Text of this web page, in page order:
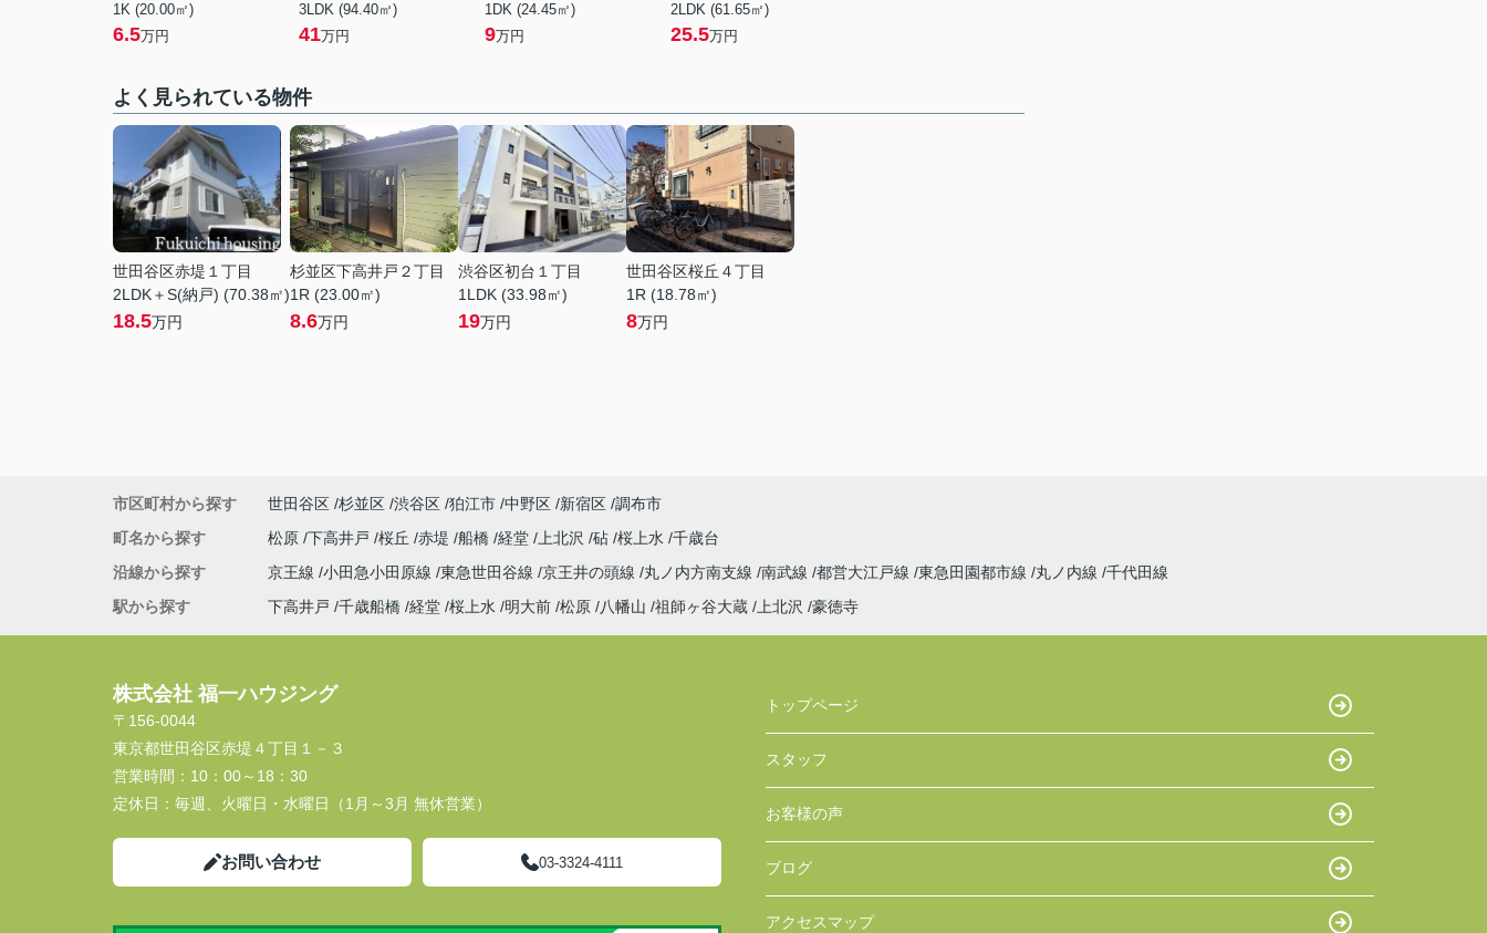
1K (20.00㎡)
6.5万円
3LDK (94.40㎡)
41万円
1DK (24.45㎡)
9万円
2LDK (61.65㎡)
25.5万円
よく見られている物件
世田谷区赤堤１丁目
2LDK＋S(納戸) (70.38㎡)
18.5万円
杉並区下高井戸２丁目
1R (23.00㎡)
8.6万円
渋谷区初台１丁目
1LDK (33.98㎡)
19万円
世田谷区桜丘４丁目
1R (18.78㎡)
8万円
市区町村から探す 世田谷区 杉並区 渋谷区 狛江市 中野区 新宿区 調布市
町名から探す
松原 下高井戸 桜丘 赤堤 船橋 経堂 上北沢 砧 桜上水 千歳台
沿線から探す
京王線 小田急小田原線 東急世田谷線 京王井の頭線 丸ノ内方南支線 南武線 都営大江戸線 東急田園都市線 丸ノ内線 千代田線
駅から探す
下高井戸 千歳船橋 経堂 桜上水 明大前 松原 八幡山 祖師ヶ谷大蔵 上北沢 豪徳寺
株式会社 福一ハウジング
〒156-0044
東京都世田谷区赤堤４丁目１－３
営業時間： 10：00～18：30
定休日： 毎週、火曜日・水曜日（1月～3月 無休営業）
お問い合わせ 03-3324-4111
トップページ
スタッフ
お客様の声
ブログ
アクセスマップ